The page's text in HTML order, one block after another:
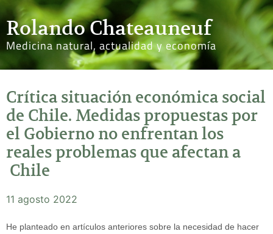
Rolando Chateauneuf
Medicina natural, actualidad y economía
Crítica situación económica social
de Chile. Medidas propuestas por
el Gobierno no enfrentan los
reales problemas que afectan a
Chile
11 agosto 2022
He planteado en artículos anteriores sobre la necesidad de hacer